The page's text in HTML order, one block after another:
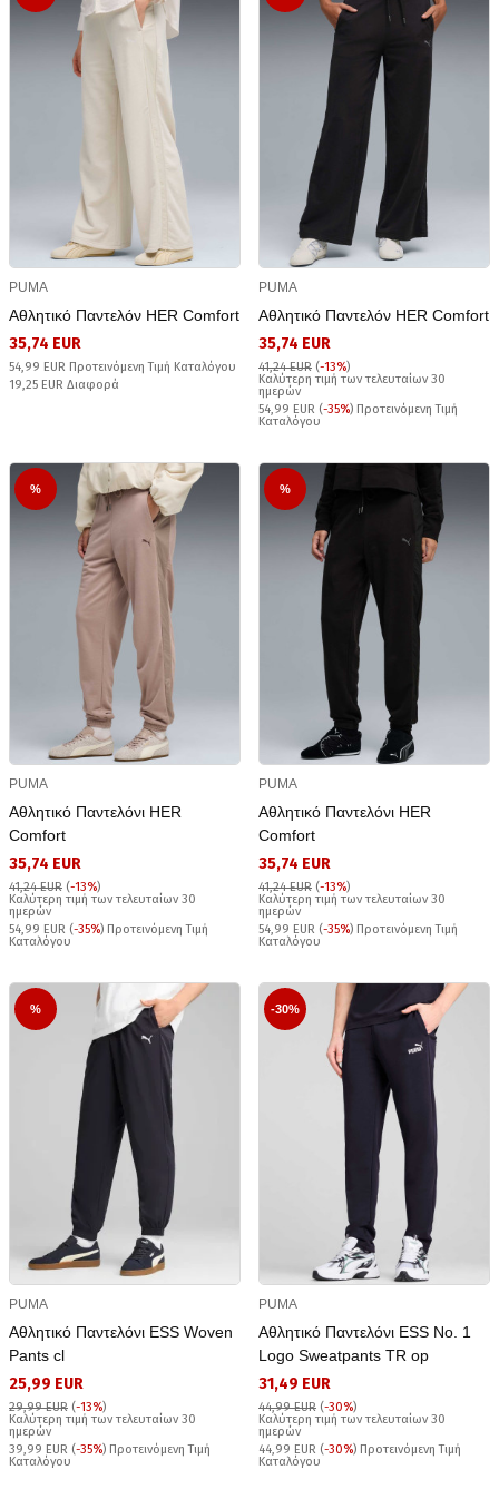
PUMA
Αθλητικό Παντελόν HER Comfort
35,74 EUR
54,99 EUR Προτεινόμενη Τιμή Καταλόγου
19,25 EUR Διαφορά
PUMA
Αθλητικό Παντελόν HER Comfort
35,74 EUR
41,24 EUR (-13%)
Καλύτερη τιμή των τελευταίων 30
ημερών
54,99 EUR (-35%) Προτεινόμενη Τιμή
Καταλόγου
%
PUMA
Αθλητικό Παντελόνι HER
Comfort
35,74 EUR
41,24 EUR (-13%)
Καλύτερη τιμή των τελευταίων 30
ημερών
54,99 EUR (-35%) Προτεινόμενη Τιμή
Καταλόγου
%
PUMA
Αθλητικό Παντελόνι HER
Comfort
35,74 EUR
41,24 EUR (-13%)
Καλύτερη τιμή των τελευταίων 30
ημερών
54,99 EUR (-35%) Προτεινόμενη Τιμή
Καταλόγου
%
PUMA
Αθλητικό Παντελόνι ESS Woven
Pants cl
25,99 EUR
29,99 EUR (-13%)
Καλύτερη τιμή των τελευταίων 30
ημερών
39,99 EUR (-35%) Προτεινόμενη Τιμή
Καταλόγου
-30%
PUMA
Αθλητικό Παντελόνι ESS No. 1
Logo Sweatpants TR op
31,49 EUR
44,99 EUR (-30%)
Καλύτερη τιμή των τελευταίων 30
ημερών
44,99 EUR (-30%) Προτεινόμενη Τιμή
Καταλόγου